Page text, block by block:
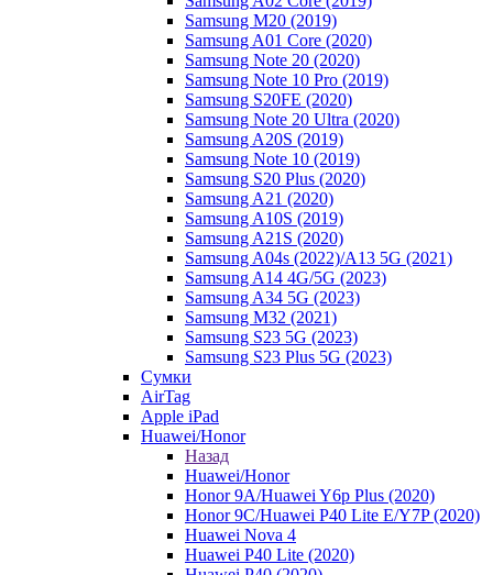
Samsung M20 (2019)
Samsung A01 Core (2020)
Samsung Note 20 (2020)
Samsung Note 10 Pro (2019)
Samsung S20FE (2020)
Samsung Note 20 Ultra (2020)
Samsung A20S (2019)
Samsung Note 10 (2019)
Samsung S20 Plus (2020)
Samsung A21 (2020)
Samsung A10S (2019)
Samsung A21S (2020)
Samsung A04s (2022)/А13 5G (2021)
Samsung A14 4G/5G (2023)
Samsung A34 5G (2023)
Samsung M32 (2021)
Samsung S23 5G (2023)
Samsung S23 Plus 5G (2023)
Сумки
AirTag
Apple iPad
Huawei/Honor
Назад
Huawei/Honor
Honor 9A/Huawei Y6p Plus (2020)
Honor 9C/Huawei P40 Lite E/Y7P (2020)
Huawei Nova 4
Huawei P40 Lite (2020)